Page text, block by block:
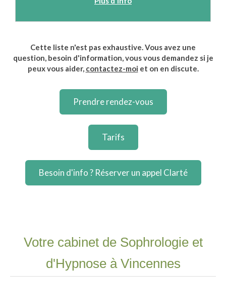
Cette liste n'est pas exhaustive. Vous avez une
question, besoin d'information, vous vous demandez si je
peux vous aider, contactez-moi et on en discute.
Prendre rendez-vous
Tarifs
Besoin d'info ? Réserver un appel Clarté
Votre cabinet de Sophrologie et
d'Hypnose à Vincennes